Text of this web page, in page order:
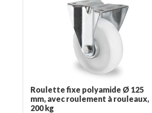
Roulette fixe polyamide Ø 125
mm, avec roulement à rouleaux,
200 kg